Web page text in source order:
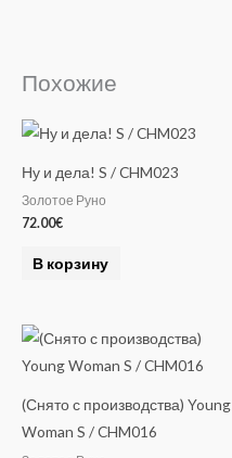
Похожие
Ну и дела! S / CHM023
Золотое Руно
72.00€
В корзину
(Снято с производства) Young
Woman S / CHM016